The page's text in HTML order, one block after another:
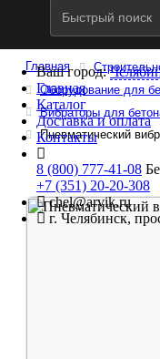
Ваш город:
Главная
Каталог
Доставка и оплата
Контакты
8 (800) 777-41-08
+7 (351) 20-20-308
chel@arvik.ru
г. Челябинск,
Главная
Оборудование для
Вибраторы для
Пневматический